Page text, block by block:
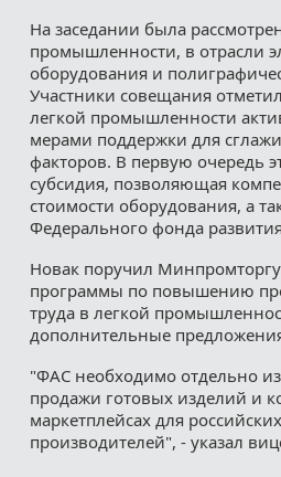
На заседании была
промышленности, в отрасли
оборудования и
Участники совещания
легкой промышленности
мерами поддержки для
факторов. В первую очередь
субсидия, позволяющая
стоимости оборудования, а
Федерального фонда
Новак поручил Минпромторгу
программы по повышению
труда в легкой
дополнительные
"ФАС необходимо отдельно
продажи готовых изделий и
маркетплейсах для
производителей", - указал